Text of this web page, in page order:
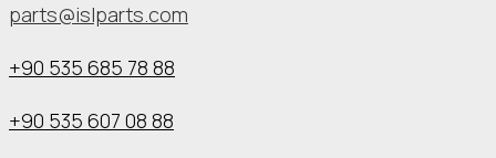
parts@islparts.com
+90 535 685 78 88
+90 535 607 08 88